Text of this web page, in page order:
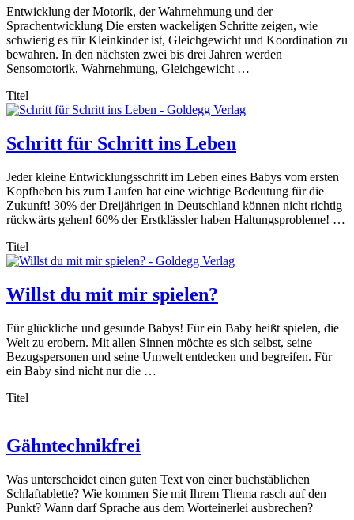
Entwicklung der Motorik, der Wahrnehmung und der
Sprachentwicklung Die ersten wackeligen Schritte zeigen, wie
schwierig es für Kleinkinder ist, Gleichgewicht und Koordination zu
bewahren. In den nächsten zwei bis drei Jahren werden
Sensomotorik, Wahrnehmung, Gleichgewicht …
Titel
Schritt für Schritt ins Leben
Jeder kleine Entwicklungsschritt im Leben eines Babys vom ersten
Kopfheben bis zum Laufen hat eine wichtige Bedeutung für die
Zukunft! 30% der Dreijährigen in Deutschland können nicht richtig
rückwärts gehen! 60% der Erstklässler haben Haltungsprobleme! …
Titel
Willst du mit mir spielen?
Für glückliche und gesunde Babys! Für ein Baby heißt spielen, die
Welt zu erobern. Mit allen Sinnen möchte es sich selbst, seine
Bezugspersonen und seine Umwelt entdecken und begreifen. Für
ein Baby sind nicht nur die …
Titel
Gähntechnikfrei
Was unterscheidet einen guten Text von einer buchstäblichen
Schlaftablette? Wie kommen Sie mit Ihrem Thema rasch auf den
Punkt? Wann darf Sprache aus dem Worteinerlei ausbrechen?